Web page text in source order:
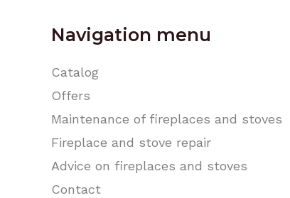
Navigation menu
Catalog
Offers
Maintenance of fireplaces and stoves
Fireplace and stove repair
Advice on fireplaces and stoves
Contact